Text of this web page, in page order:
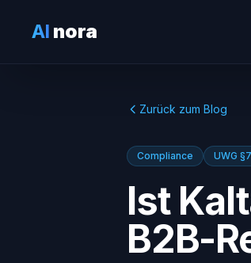
AI nora
Zurück zum Blog
Compliance UWG §7
Ist
B2B-